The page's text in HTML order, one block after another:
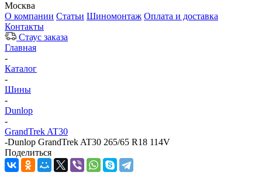
Москва
О компании Статьи Шиномонтаж Оплата и доставка
Контакты
Стаус заказа
Главная
-
Каталог
-
Шины
-
Dunlop
-
GrandTrek AT30
-Dunlop GrandTrek AT30 265/65 R18 114V
Поделиться